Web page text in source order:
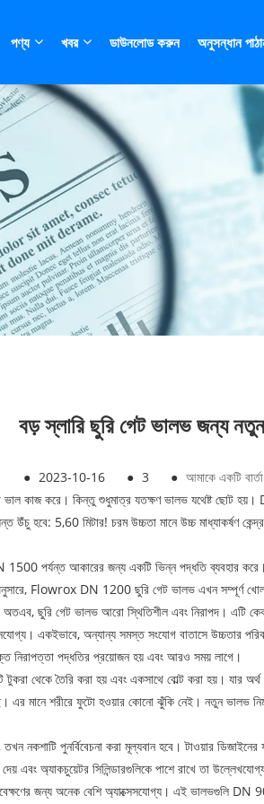
পণ্য খবর ডাউনলোড করুন অনুসন্ধান
বড় স্লারি ছুরি গেট ভালভ জন্য
● 2023-10-16 ● 3 ● আমাকে একটি
ভাল কাজ করে। কিন্তু শুধুমাত্র যতক্ষণ ভালভ যথেষ্ট
হবে: 5,60 মিটার! চরম উচ্চতা মানে উচ্চ মাধ্যাকর্ষণ
আকারের জন্য একটি ভিন্ন পদ্ধতি ব্যবহার করে।
Flowrox DN 1200 ছুরি গেট ভালভ এখন সম্পূর্ণ
অতএব, ছুরি গেট ভালভ আরো স্থিতিশীল এবং নিরাপদ।
একইভাবে, অন্যান্য সমস্ত সংযোগ বাতাসে উচ্চতার
নিরাপত্তা পদ্ধতির প্রয়োজন হয় এবং আরও সময় লাগে।
টুকরা থেকে তৈরি করা হয় এবং একসাথে বোল্ট করা হয়। যার
শরীরে ফুটো হওয়ার কোনো ঝুঁকি নেই। নতুন ভালভ
পুনর্বিবেচনা করা মূল্যবান হবে। টাওয়ার
এবং অ্যাকচুয়েটর সিলিন্ডারগুলিকে পাশে রাখে তা
জন্য অনেক বেশি অ্যাক্সেসযোগ্য। এই ভালভগুলি